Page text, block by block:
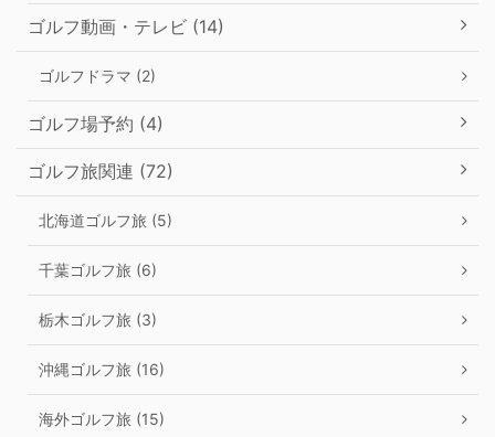
ゴルフ動画・テレビ (14)
ゴルフドラマ (2)
ゴルフ場予約 (4)
ゴルフ旅関連 (72)
北海道ゴルフ旅 (5)
千葉ゴルフ旅 (6)
栃木ゴルフ旅 (3)
沖縄ゴルフ旅 (16)
海外ゴルフ旅 (15)